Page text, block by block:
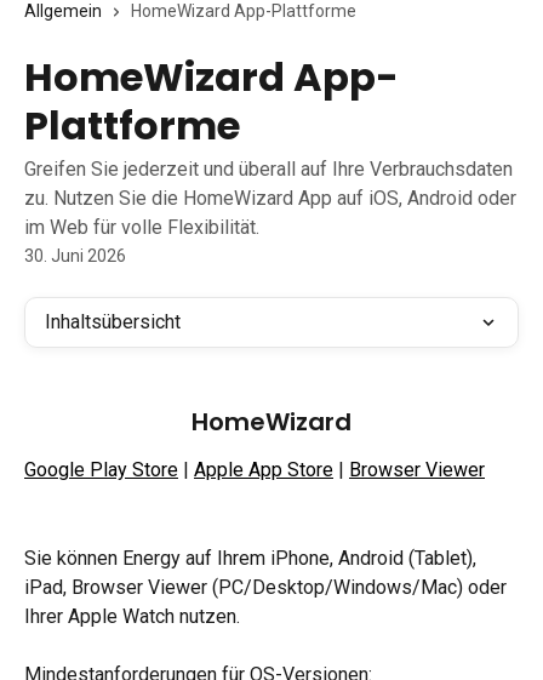
Allgemein
HomeWizard App-Plattforme
HomeWizard App-
Plattforme
Greifen Sie jederzeit und überall auf Ihre Verbrauchsdaten
zu. Nutzen Sie die HomeWizard App auf iOS, Android oder
im Web für volle Flexibilität.
30. Juni 2026
Inhaltsübersicht
HomeWizard
Google Play Store | Apple App Store | Browser Viewer
Sie können Energy auf Ihrem iPhone, Android (Tablet),
iPad, Browser Viewer (PC/Desktop/Windows/Mac) oder
Ihrer Apple Watch nutzen.
Mindestanforderungen für OS-Versionen: